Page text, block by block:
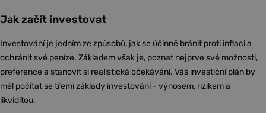
Jak začít investovat
Investování je jedním ze způsobů, jak se účinně bránit proti inflaci a
ochránit své peníze. Základem však je, poznat nejprve své možnosti,
preference a stanovit si realistická očekávání. Váš investiční plán by
měl počítat se třemi základy investování - výnosem, rizikem a
likviditou.